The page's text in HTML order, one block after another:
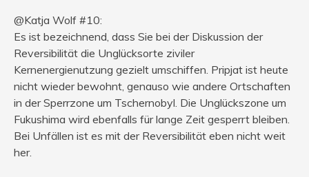
@Katja Wolf #10:
Es ist bezeichnend, dass Sie bei der Diskussion der
Reversibilität die Unglücksorte ziviler
Kernenergienutzung gezielt umschiffen. Pripjat ist heute
nicht wieder bewohnt, genauso wie andere Ortschaften
in der Sperrzone um Tschernobyl. Die Unglückszone um
Fukushima wird ebenfalls für lange Zeit gesperrt bleiben.
Bei Unfällen ist es mit der Reversibilität eben nicht weit
her.